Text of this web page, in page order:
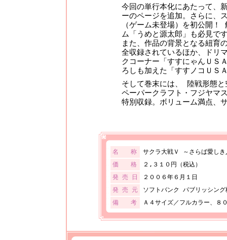
今回の単行本化にあたって、
ーのページを追加。さらに、
（ゲーム未登場）を初公開
ム「うめと源太郎」も必見で
また、作品の背景となる紐育
全収録されているほか、ドリ
クコーナー「すすにゃんＵＳ
ろしも加えた「すすノコＵ
そして巻末には、 陸戦形態
ペーパークラフト・フジヤマ
特別収録。ボリューム満点、
名 称
サクラ大戦Ｖ ～さらば愛し
価 格
２,３１０円（税込）
発 売 日
２００６年６月１日
発 売 元
ソフトバンク パブリッシング
備 考
Ａ４サイズ／フルカラー、８